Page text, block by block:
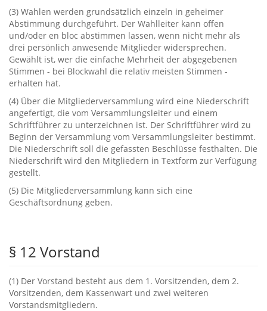
‭(‬3‭) ‬Wahlen werden grundsätzlich einzeln in geheimer
Abstimmung durchgeführt.‭ ‬Der Wahlleiter kann offen
und/oder en bloc abstimmen lassen,‭ ‬wenn nicht mehr als
drei persönlich anwesende Mitglieder widersprechen.‭
‬Gewählt ist,‭ ‬wer die einfache Mehrheit der abgegebenen
Stimmen‭ ‬-‭ ‬bei Blockwahl die relativ meisten Stimmen‭ ‬-‭
‬erhalten hat.
‭(‬4‭) ‬Über die Mitgliederversammlung wird eine Niederschrift
angefertigt,‭ ‬die vom Versammlungsleiter und einem
Schriftführer zu unterzeichnen ist.‭ ‬Der Schriftführer wird zu
Beginn der Versammlung vom Versammlungsleiter bestimmt.‭
‬Die Niederschrift soll die gefassten Beschlüsse festhalten.‭ ‬Die
Niederschrift wird den Mitgliedern in Textform zur Verfügung
gestellt.
‭(‬5‭) ‬Die Mitgliederversammlung kann sich eine
Geschäftsordnung geben.
§ ‬12‭ ‬Vorstand
‭(‬1‭) ‬Der Vorstand besteht aus dem‭ ‬1.‭ ‬Vorsitzenden,‭ ‬dem‭ ‬2.‭
‬Vorsitzenden,‭ ‬dem Kassenwart und zwei weiteren
Vorstandsmitgliedern.